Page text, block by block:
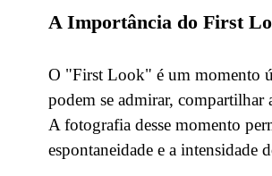
A Importância do First
O "First Look" é um momento
podem se admirar, compartilhar
A fotografia desse momento
espontaneidade e a intensidade